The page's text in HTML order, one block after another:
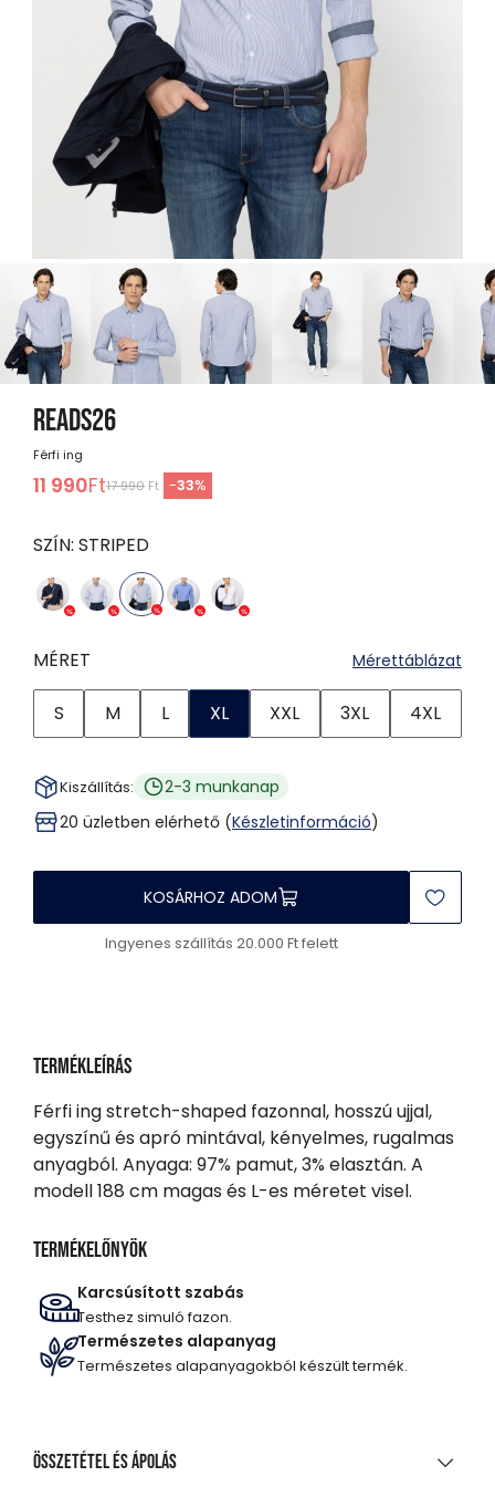
READS26
Férfi ing
11 990Ft17 990 Ft -33%
SZÍN: STRIPED
MÉRET Mérettáblázat
S M L XL XXL 3XL 4XL
Kiszállítás:
2-3 munkanap
20 üzletben elérhető (Készletinformáció)
KOSÁRHOZ ADOM
Ingyenes szállítás 20.000 Ft felett
Termékleírás
Férfi ing stretch-shaped fazonnal, hosszú ujjal,
egyszínű és apró mintával, kényelmes, rugalmas
anyagból. Anyaga: 97% pamut, 3% elasztán. A
modell 188 cm magas és L-es méretet visel.
Termékelőnyök
Karcsúsított szabás
Testhez simuló fazon.
Természetes alapanyag
Természetes alapanyagokból készült termék.
Összetétel és ápolás